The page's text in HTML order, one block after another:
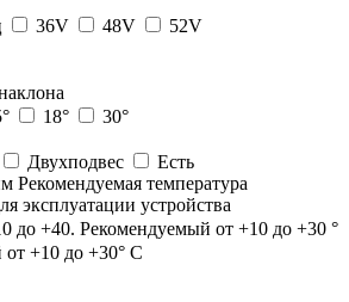
36V 48V
52V
18°
30°
Двухподвес
Есть
Рекомендуемая температура
эксплуатации устройства
до +40. Рекомендуемый от +10 до +30 °
+10 до +30° С